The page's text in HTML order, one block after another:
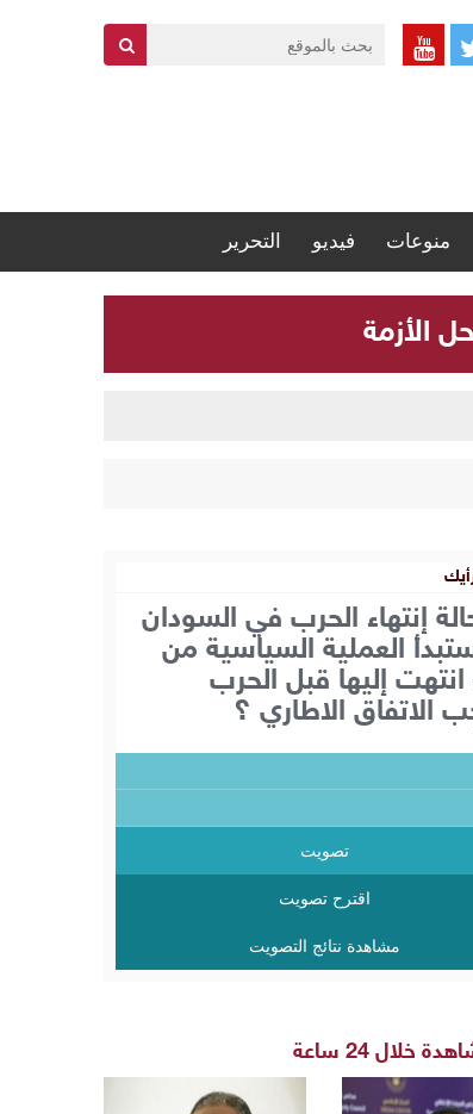
منوعات فيديو التحرير
الأزمة
إنتهاء الحرب في السودان
العملية السياسية من
إليها قبل الحرب
الاتفاق الاطاري ؟
تصويت
اقترح تصويت
مشاهدة نتائج التصويت
خلال 24 ساعة